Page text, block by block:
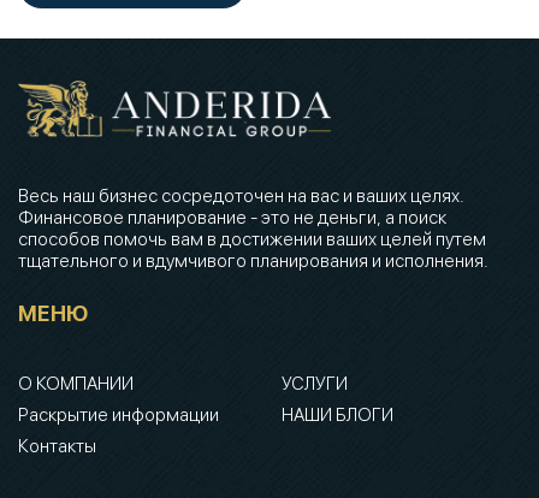
Весь наш бизнес сосредоточен на вас и ваших целях.
Финансовое планирование - это не деньги, а поиск
способов помочь вам в достижении ваших целей путем
тщательного и вдумчивого планирования и исполнения.
МЕНЮ
О КОМПАНИИ
УСЛУГИ
Раскрытие информации
НАШИ БЛОГИ
Контакты